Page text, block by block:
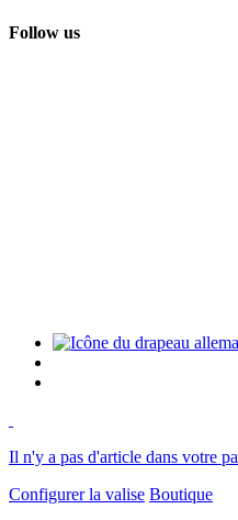
Follow us
Il n'y a pas d'article dans votre
Configurer la valise Boutique